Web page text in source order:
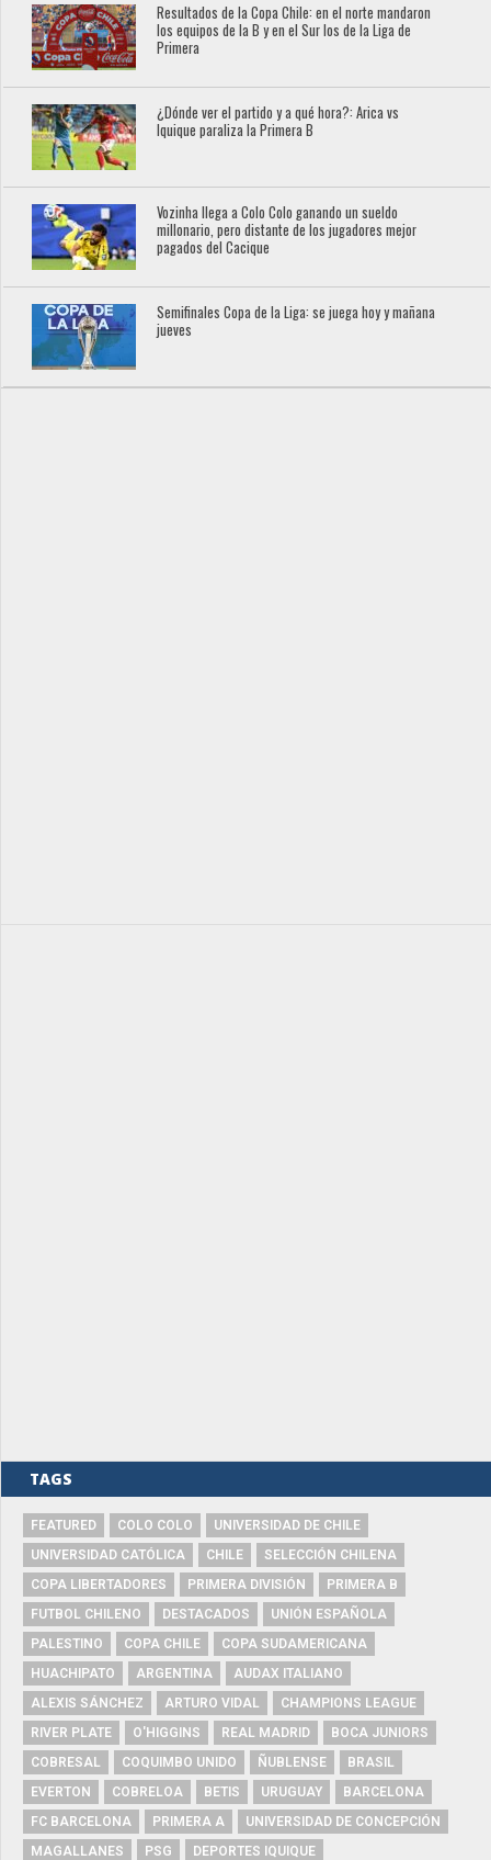
Resultados de la Copa Chile: en el norte mandaron
los equipos de la B y en el Sur los de la Liga de
Primera
¿Dónde ver el partido y a qué hora?: Arica vs
Iquique paraliza la Primera B
Vozinha llega a Colo Colo ganando un sueldo
millonario, pero distante de los jugadores mejor
pagados del Cacique
Semifinales Copa de la Liga: se juega hoy y mañana
jueves
TAGS
FEATURED COLO COLO
UNIVERSIDAD DE CHILE
UNIVERSIDAD CATÓLICA
CHILE
SELECCIÓN CHILENA
COPA LIBERTADORES
PRIMERA DIVISIÓN
PRIMERA B
FUTBOL CHILENO
DESTACADOS
UNIÓN ESPAÑOLA
PALESTINO
COPA CHILE
COPA SUDAMERICANA
HUACHIPATO
ARGENTINA
AUDAX ITALIANO
ALEXIS SÁNCHEZ
ARTURO VIDAL
CHAMPIONS LEAGUE
RIVER PLATE
O'HIGGINS REAL MADRID
BOCA JUNIORS
COBRESAL
COQUIMBO UNIDO ÑUBLENSE
BRASIL
EVERTON
COBRELOA BETIS URUGUAY
BARCELONA
FC BARCELONA
PRIMERA A
UNIVERSIDAD DE CONCEPCIÓN
MAGALLANES
PSG DEPORTES IQUIQUE